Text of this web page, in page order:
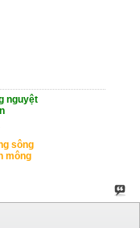
nguyệt
sông
mông